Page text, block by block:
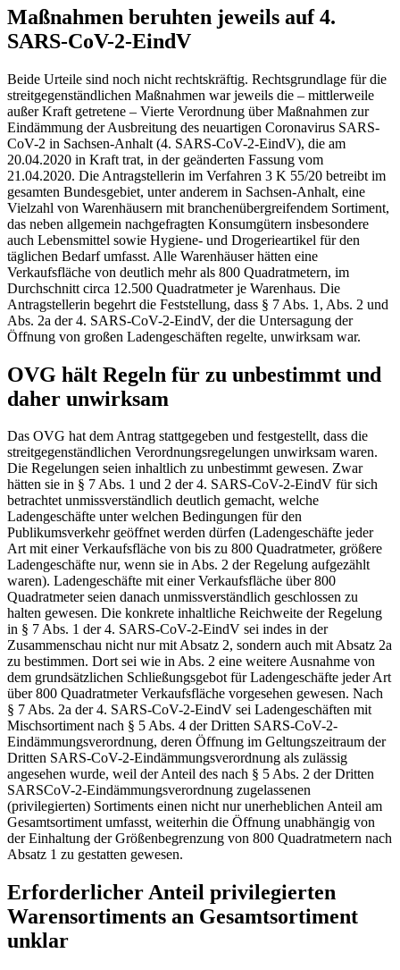
Maßnahmen beruhten jeweils auf 4.
SARS-CoV-2-EindV
Beide Urteile sind noch nicht rechtskräftig. Rechtsgrundlage für die
streitgegenständlichen Maßnahmen war jeweils die – mittlerweile
außer Kraft getretene – Vierte Verordnung über Maßnahmen zur
Eindämmung der Ausbreitung des neuartigen Coronavirus SARS-
CoV-2 in Sachsen-Anhalt (4. SARS-CoV-2-EindV), die am
20.04.2020 in Kraft trat, in der geänderten Fassung vom
21.04.2020. Die Antragstellerin im Verfahren 3 K 55/20 betreibt im
gesamten Bundesgebiet, unter anderem in Sachsen-Anhalt, eine
Vielzahl von Warenhäusern mit branchenübergreifendem Sortiment,
das neben allgemein nachgefragten Konsumgütern insbesondere
auch Lebensmittel sowie Hygiene- und Drogerieartikel für den
täglichen Bedarf umfasst. Alle Warenhäuser hätten eine
Verkaufsfläche von deutlich mehr als 800 Quadratmetern, im
Durchschnitt circa 12.500 Quadratmeter je Warenhaus. Die
Antragstellerin begehrt die Feststellung, dass § 7 Abs. 1, Abs. 2 und
Abs. 2a der 4. SARS-CoV-2-EindV, der die Untersagung der
Öffnung von großen Ladengeschäften regelte, unwirksam war.
OVG hält Regeln für zu unbestimmt und
daher unwirksam
Das OVG hat dem Antrag stattgegeben und festgestellt, dass die
streitgegenständlichen Verordnungsregelungen unwirksam waren.
Die Regelungen seien inhaltlich zu unbestimmt gewesen. Zwar
hätten sie in § 7 Abs. 1 und 2 der 4. SARS-CoV-2-EindV für sich
betrachtet unmissverständlich deutlich gemacht, welche
Ladengeschäfte unter welchen Bedingungen für den
Publikumsverkehr geöffnet werden dürfen (Ladengeschäfte jeder
Art mit einer Verkaufsfläche von bis zu 800 Quadratmeter, größere
Ladengeschäfte nur, wenn sie in Abs. 2 der Regelung aufgezählt
waren). Ladengeschäfte mit einer Verkaufsfläche über 800
Quadratmeter seien danach unmissverständlich geschlossen zu
halten gewesen. Die konkrete inhaltliche Reichweite der Regelung
in § 7 Abs. 1 der 4. SARS-CoV-2-EindV sei indes in der
Zusammenschau nicht nur mit Absatz 2, sondern auch mit Absatz 2a
zu bestimmen. Dort sei wie in Abs. 2 eine weitere Ausnahme von
dem grundsätzlichen Schließungsgebot für Ladengeschäfte jeder Art
über 800 Quadratmeter Verkaufsfläche vorgesehen gewesen. Nach
§ 7 Abs. 2a der 4. SARS-CoV-2-EindV sei Ladengeschäften mit
Mischsortiment nach § 5 Abs. 4 der Dritten SARS-CoV-2-
Eindämmungsverordnung, deren Öffnung im Geltungszeitraum der
Dritten SARS-CoV-2-Eindämmungsverordnung als zulässig
angesehen wurde, weil der Anteil des nach § 5 Abs. 2 der Dritten
SARSCoV-2-Eindämmungsverordnung zugelassenen
(privilegierten) Sortiments einen nicht nur unerheblichen Anteil am
Gesamtsortiment umfasst, weiterhin die Öffnung unabhängig von
der Einhaltung der Größenbegrenzung von 800 Quadratmetern nach
Absatz 1 zu gestatten gewesen.
Erforderlicher Anteil privilegierten
Warensortiments an Gesamtsortiment
unklar